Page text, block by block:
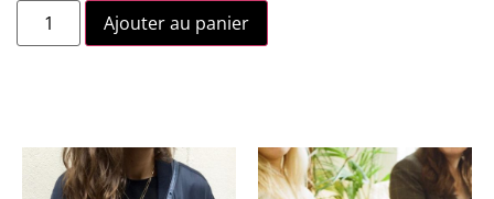
Ajouter au panier